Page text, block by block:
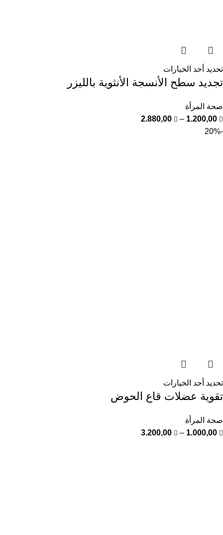
تحديد أحد الخيارات
تجديد سطح الأنسجة الأنثوية بالليزر
صحة المرأة
1.200,00
–
2.880,00
-20%
تحديد أحد الخيارات
تقوية عضلات قاع الحوض
صحة المرأة
1.000,00
–
3.200,00